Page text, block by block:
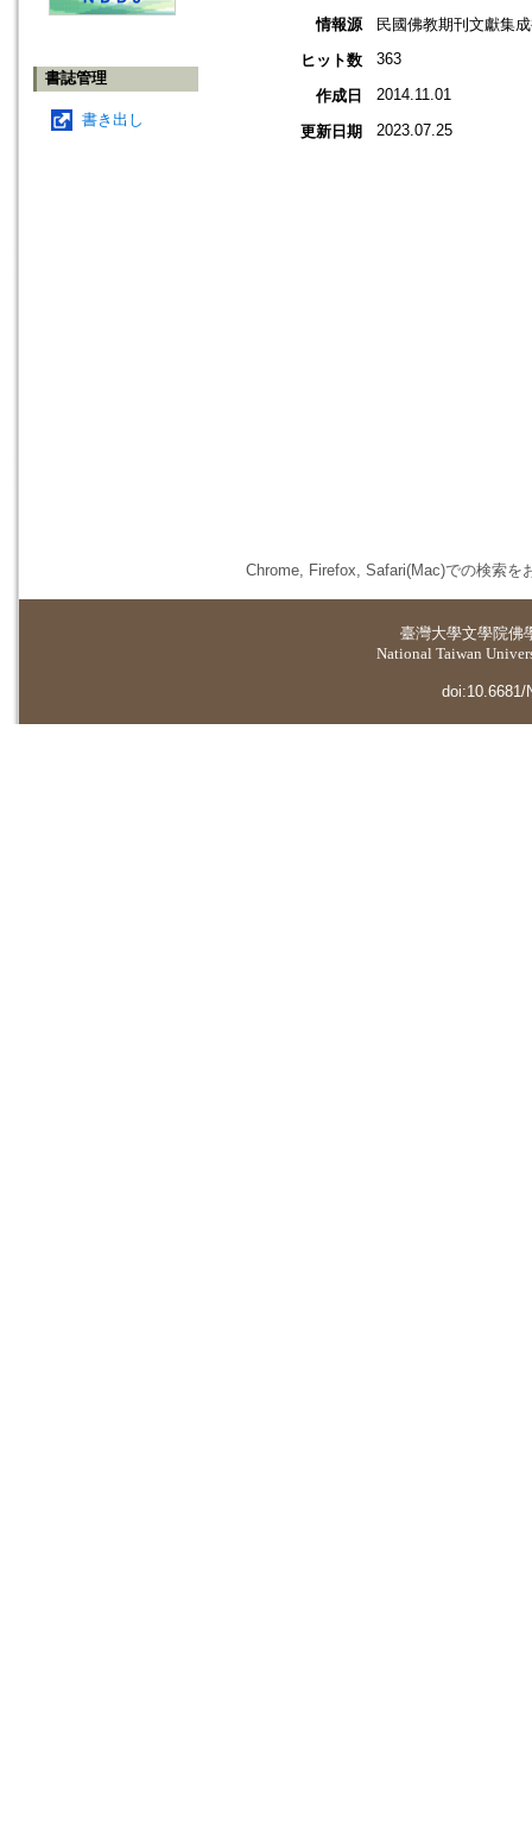
書誌管理
書き出し
情報源
民國佛教期刊文獻集
ヒット数
363
作成日 2014.11.01
更新日期 2023.07.25
Chrome, Firefox, Safari(Mac)での検索を
臺灣大學文學院佛
National Taiwan
doi:10.6681/